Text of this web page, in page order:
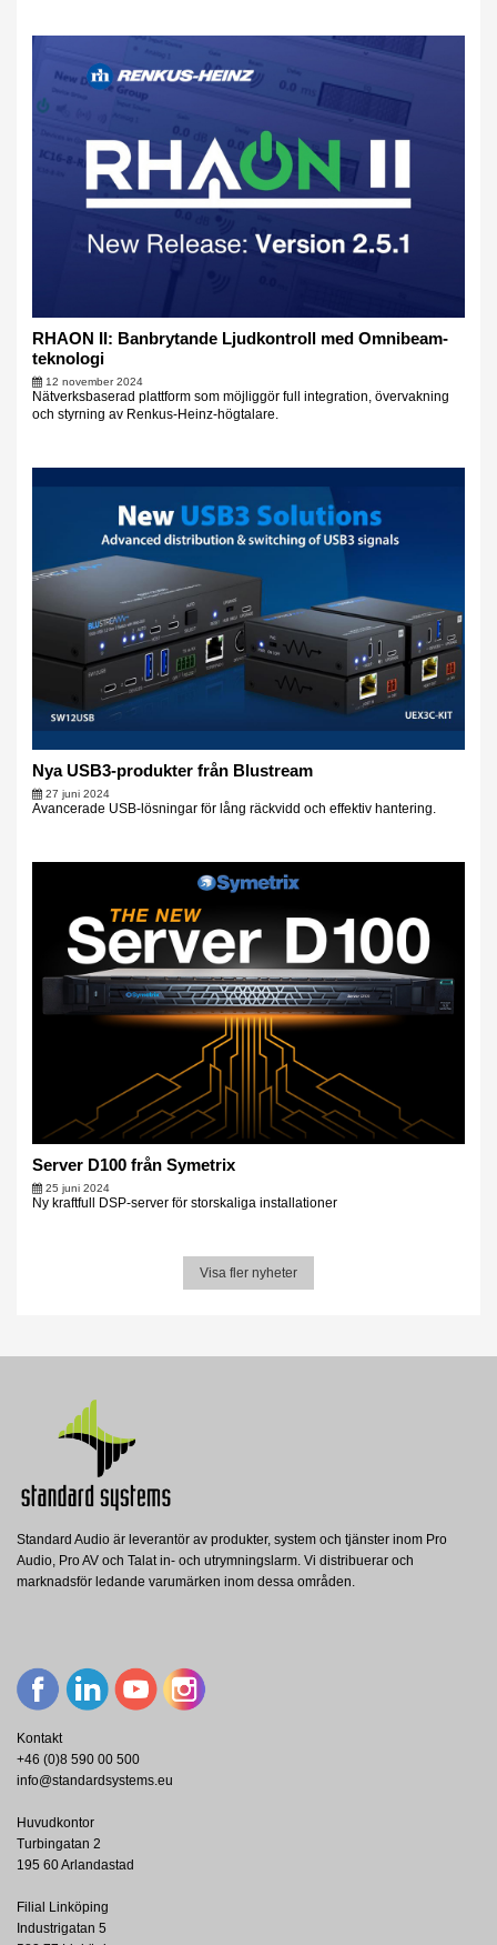
RHAON II: Banbrytande Ljudkontroll med Omnibeam-
teknologi
12 november 2024
Nätverksbaserad plattform som möjliggör full integration, övervakning
och styrning av Renkus-Heinz-högtalare.
Nya USB3-produkter från Blustream
27 juni 2024
Avancerade USB-lösningar för lång räckvidd och effektiv hantering.
Server D100 från Symetrix
25 juni 2024
Ny kraftfull DSP-server för storskaliga installationer
Visa fler nyheter
Standard Audio är leverantör av produkter, system och tjänster inom Pro
Audio, Pro AV och Talat in- och utrymningslarm. Vi distribuerar och
marknadsför ledande varumärken inom dessa områden.
Kontakt
+46 (0)8 590 00 500
info@standardsystems.eu
Huvudkontor
Turbingatan 2
195 60 Arlandastad
Filial Linköping
Industrigatan 5